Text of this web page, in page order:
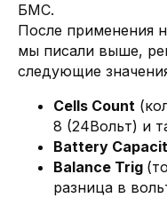
БМС.
После применения
мы писали выше,
следующие
Cells Count
8 (24Вольт) и
Battery
Balance Trig
разница в